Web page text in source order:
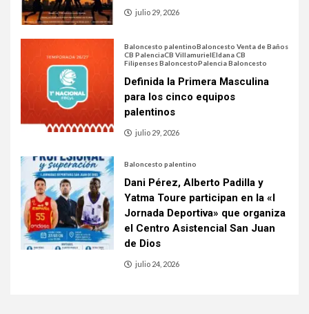
julio 29, 2026
Baloncesto palentinoBaloncesto Venta de Baños
CB PalenciaCB VillamurielEldana CB
Filipenses BaloncestoPalencia Baloncesto
Definida la Primera Masculina
para los cinco equipos
palentinos
julio 29, 2026
Baloncesto palentino
Dani Pérez, Alberto Padilla y
Yatma Toure participan en la «I
Jornada Deportiva» que organiza
el Centro Asistencial San Juan
de Dios
julio 24, 2026